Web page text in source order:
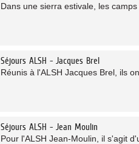
Dans une sierra estivale, les
Séjours ALSH - Jacques Brel
Réunis à l'ALSH Jacques Brel, ils
Séjours ALSH - Jean Moulin
Pour l'ALSH Jean-Moulin, il s'agit